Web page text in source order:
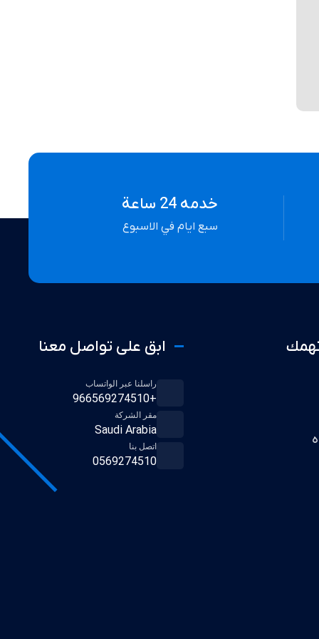
خدمه 24 ساعة
سبع ايام في الاسبوع
ابق على تواصل معنا
راسلنا عبر الواتساب
+966569274510
مقر الشركة
Saudi Arabia
اتصل بنا
0569274510